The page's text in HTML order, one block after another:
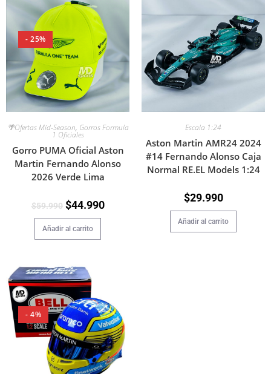
- 25%
🌴Ofertas Mid-Season, Gorros Formula
1 Oficiales
Gorro PUMA Oficial Aston
Martin Fernando Alonso
2026 Verde Lima
$59.990 $44.990
Añadir al carrito
Escala 1:24
Aston Martin AMR24 2024
#14 Fernando Alonso Caja
Normal RE.EL Models 1:24
$29.990
Añadir al carrito
- 4%